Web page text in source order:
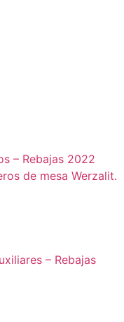
– Rebajas 2022
de mesa Werzalit.
– Rebajas